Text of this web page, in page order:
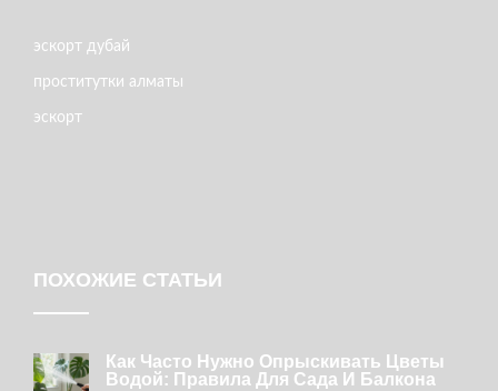
эскорт дубай
проститутки алматы
эскорт
ПОХОЖИЕ СТАТЬИ
Как Часто Нужно Опрыскивать Цветы
Водой: Правила Для Сада И Балкона